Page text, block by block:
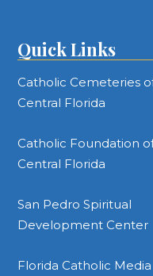
Quick Links
Catholic Cemeteries
Central Florida
Catholic Foundation
Central Florida
San Pedro Spiritual
Development Center
Florida Catholic Media